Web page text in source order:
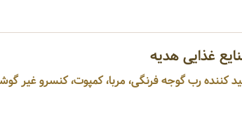
غذایی هدیه
کننده رب گوجه فرنگی، مربا، کمپوت، کنسرو غیر